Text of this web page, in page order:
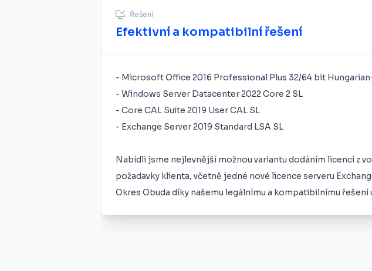
Řešení
Efektivní a kompatibilní řešení
- Microsoft Office 2016 Professional Plus 32/64 bit
- Windows Server Datacenter 2022 Core 2 SL
- Core CAL Suite 2019 User CAL SL
- Exchange Server 2019 Standard LSA SL
Nabídli jsme nejlevnější možnou variantu dodáním licencí z
požadavky klienta, včetně jedné nové licence serveru
Okres Obuda díky našemu legálnímu a kompatibilnímu řešení